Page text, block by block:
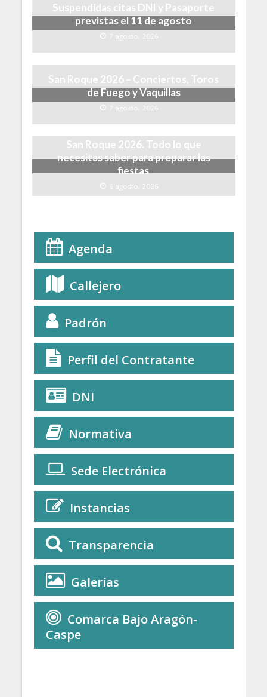
Suspendidas citas DNI y Pasaporte
previstas el 11 de agosto
7 agosto, 2026
San Roque 2026 – Conciertos, Toros
de Fuego y Vaquillas
7 agosto, 2026
San Roque 2026. Todo lo que
necesitas saber para preparar las
fiestas
6 agosto, 2026
Agenda
Callejero
Padrón
Perfil del Contratante
DNI
Normativa
Sede Electrónica
Instancias
Transparencia
Galerías
Comarca Bajo Aragón-
Caspe